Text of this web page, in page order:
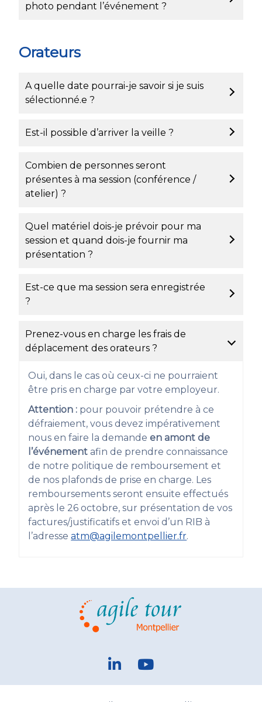
photo pendant l’événement ?
Orateurs
A quelle date pourrai-je savoir si je suis
sélectionné.e ?
Est-il possible d’arriver la veille ?
Combien de personnes seront
présentes à ma session (conférence /
atelier) ?
Quel matériel dois-je prévoir pour ma
session et quand dois-je fournir ma
présentation ?
Est-ce que ma session sera enregistrée
?
Prenez-vous en charge les frais de
déplacement des orateurs ?
Oui, dans le cas où ceux-ci ne pourraient
être pris en charge par votre employeur.
Attention : pour pouvoir prétendre à ce
défraiement, vous devez impérativement
nous en faire la demande en amont de
l’événement afin de prendre connaissance
de notre politique de remboursement et
de nos plafonds de prise en charge. Les
remboursements seront ensuite effectués
après le 26 octobre, sur présentation de vos
factures/justificatifs et envoi d’un RIB à
l’adresseatm@agilemontpellier.fr.